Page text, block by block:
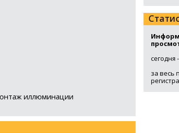
иллюминации
сегодня -
за весь